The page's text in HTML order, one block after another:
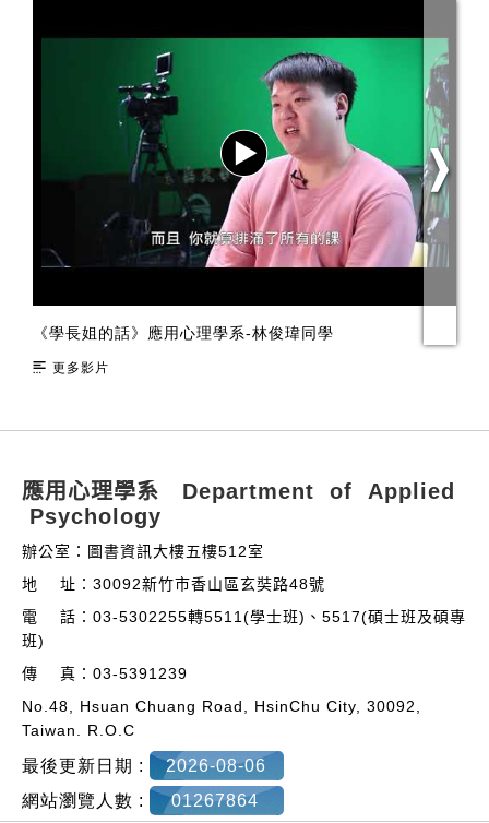
《學長姐的話》應用心理學系-林俊瑋同學
更多影片
應用心理學系 Department of Applied
Psychology
辦公室：圖書資訊大樓五樓512室
地 址：30092新竹市香山區玄奘路48號
電 話：03-5302255轉5511(學士班)、5517(碩士班及碩專
班)
傳 真：03-5391239
No.48, Hsuan Chuang Road, HsinChu City, 30092,
Taiwan. R.O.C
最後更新日期 :
2026-08-06
網站瀏覽人數 :
01267864